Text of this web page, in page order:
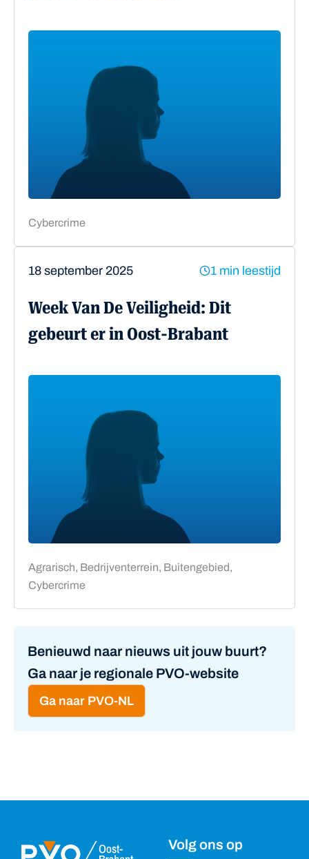
Cybercrime
18 september 2025 1 min leestijd
Week Van De Veiligheid: Dit
gebeurt er in Oost-Brabant
Agrarisch, Bedrijventerrein, Buitengebied,
Cybercrime
Benieuwd naar nieuws uit jouw buurt?
Ga naar je regionale PVO-website
Ga naar PVO-NL
Volg ons op